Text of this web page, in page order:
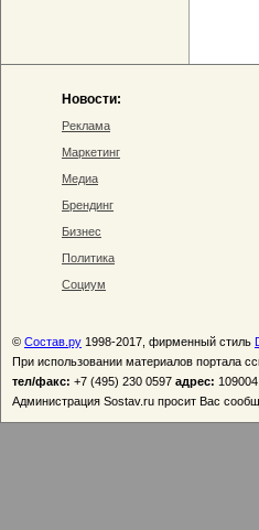
Новости:
Реклама
Маркетинг
Медиа
Брендинг
Бизнес
Политика
Социум
© Состав.ру 1998-2017, фирменный стиль
При использовании материалов портала
тел/факс: +7 (495) 230 0597 адрес:
Администрация Sostav.ru просит Вас